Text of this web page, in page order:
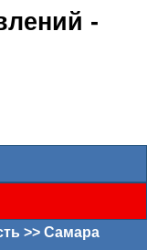
-
>> Самара